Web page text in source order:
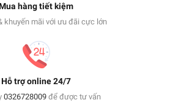
hàng tiết kiệm
khuyến mãi với ưu đãi cực lớn
Hỗ trợ online 24/7
0326728009để được tư vấn